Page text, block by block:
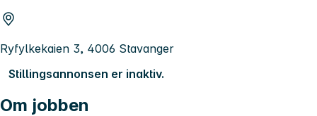
Ryfylkekaien 3, 4006 Stavanger
Stillingsannonsen er inaktiv.
Om jobben